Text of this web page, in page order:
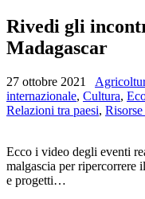
Rivedi gli
Madagascar
27 ottobre 2021
internazionale, Cultura,
Relazioni tra paesi,
Ecco i video degli eventi
malgascia per ripercorrere
e progetti…